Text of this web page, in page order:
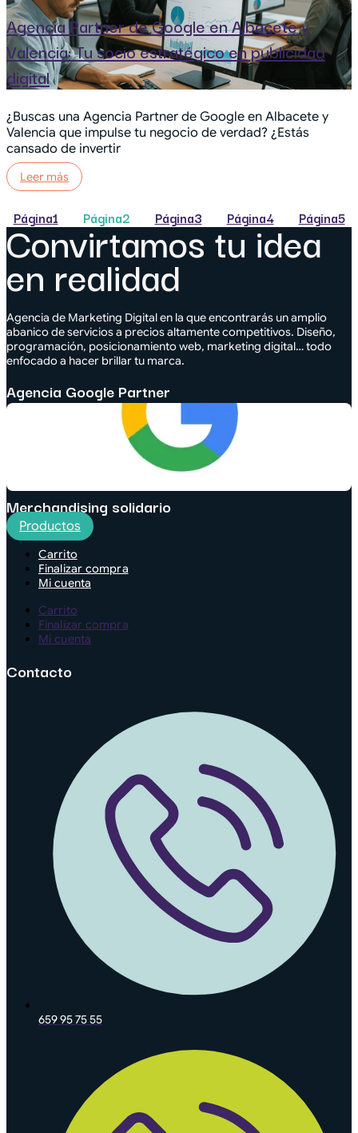
Agencia Partner de Google en Albacete y
Valencia: Tu socio estratégico en publicidad
digital
¿Buscas una Agencia Partner de Google en Albacete y
Valencia que impulse tu negocio de verdad? ¿Estás
cansado de invertir
Leer más
Página1 Página2 Página3 Página4 Página5
Convirtamos tu idea
en realidad
Agencia de Marketing Digital en la que encontrarás un amplio
abanico de servicios a precios altamente competitivos. Diseño,
programación, posicionamiento web, marketing digital… todo
enfocado a hacer brillar tu marca.
Agencia Google Partner
Merchandising solidario
Productos
Carrito
Finalizar compra
Mi cuenta
Carrito
Finalizar compra
Mi cuenta
Contacto
659 95 75 55